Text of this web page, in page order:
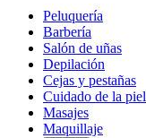
Peluquería
Barbería
Salón de uñas
Depilación
Cejas y pestañas
Cuidado de la piel
Masajes
Maquillaje